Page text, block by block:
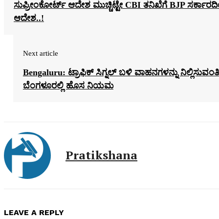
ಸುಪ್ರೀಂಕೋರ್ಟ್‌ ಆದೇಶ ಮುಚ್ಚಿಟ್ಟೇ CBI ತನಿಖೆಗೆ BJP
ಆದೇಶ..!
Next article
Bengaluru: ಟ್ರಾಫಿಕ್‌ ಸಿಗ್ನಲ್‌ ಬಳಿ ವಾಹನಗಳನ್ನು
ಬೆಂಗಳೂರಲ್ಲಿ ಹೊಸ ನಿಯಮ
Pratikshana
LEAVE A REPLY